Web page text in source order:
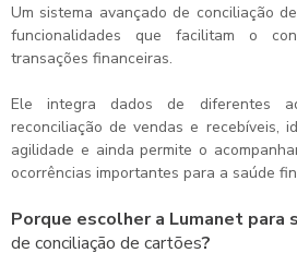
Um sistema avançado de conciliação
funcionalidades que facilitam o
transações financeiras.
Ele integra dados de diferentes
reconciliação de vendas e recebíveis,
agilidade e ainda permite o
ocorrências importantes para a saúde
Porque escolher a Lumanet para
de conciliação de cartões?